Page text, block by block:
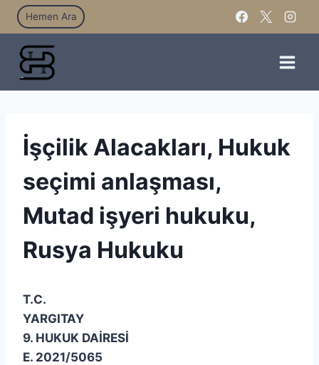
Hemen Ara
İşçilik Alacakları, Hukuk
seçimi anlaşması,
Mutad işyeri hukuku,
Rusya Hukuku
T.C.
YARGITAY
9. HUKUK DAİRESİ
E. 2021/5065